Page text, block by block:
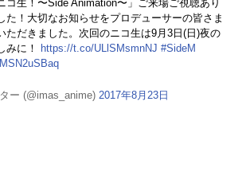
コ生！〜Side Animation〜」ご来場ご視聴あり
た！大切なお知らせをプロデューサーの皆さま
ただきました。次回のニコ生は9月3日(日)夜の
みに！
https://t.co/ULlSMsmnNJ #SideM
ー (@imas_anime) 2017年8月23日